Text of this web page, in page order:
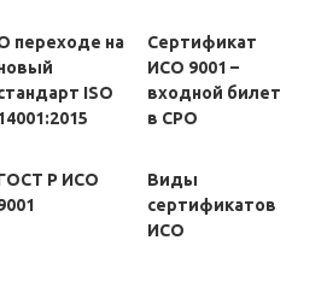
переходе на
ISO
Сертификат
ИСО 9001 –
входной билет
в СРО
Р ИСО
Виды
сертификатов
ИСО